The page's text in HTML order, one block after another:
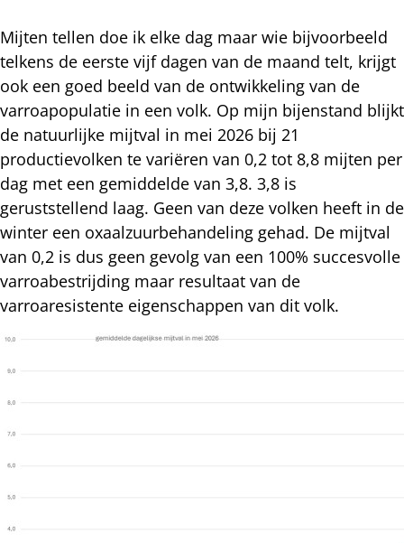
Mijten tellen doe ik elke dag maar wie bijvoorbeeld
telkens de eerste vijf dagen van de maand telt, krijgt
ook een goed beeld van de ontwikkeling van de
varroapopulatie in een volk. Op mijn bijenstand blijkt
de natuurlijke mijtval in mei 2026 bij 21
productievolken te variëren van 0,2 tot 8,8 mijten per
dag met een gemiddelde van 3,8. 3,8 is
geruststellend laag. Geen van deze volken heeft in de
winter een oxaalzuurbehandeling gehad. De mijtval
van 0,2 is dus geen gevolg van een 100% succesvolle
varroabestrijding maar resultaat van de
varroaresistente eigenschappen van dit volk.